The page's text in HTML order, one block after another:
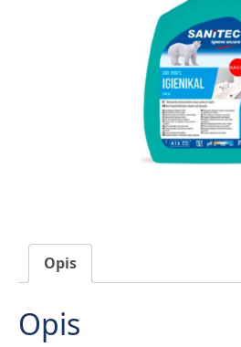
Opis
Opis